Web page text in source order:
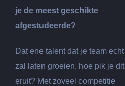
je de meest geschikte
afgestudeerde?
Dat ene talent dat je team echt
zal laten groeien, hoe pik je dit
eruit? Met zoveel competitie